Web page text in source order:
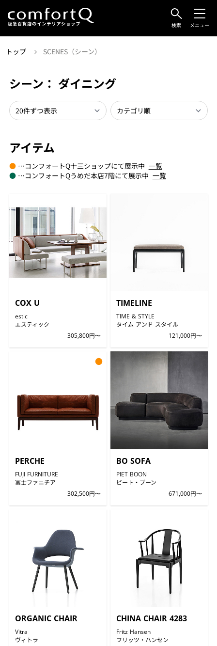
検索 メニュー
トップ SCENES（シーン）
シーン： ダイニング
アイテム
●…コンフォートQ十三ショップにて展示中 一覧
●…コンフォートQうめだ本店7階にて展示中 一覧
COX U
estic
エスティック
305,800円〜
TIMELINE
TIME & STYLE
タイム アンド スタイル
121,000円〜
PERCHE
FUJI FURNITURE
冨士ファニチア
302,500円〜
●
BO SOFA
PIET BOON
ピート・ブーン
671,000円〜
ORGANIC CHAIR
Vitra
ヴィトラ
CHINA CHAIR 4283
Fritz Hansen
フリッツ・ハンセン